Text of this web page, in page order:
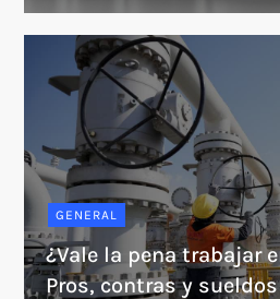
GENERAL
¿Vale la pena trabajar
Pros, contras y sueldos